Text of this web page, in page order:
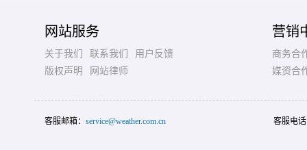
网站服务
关于我们 联系我们
用户反馈
版权声明
网站律师
营销
商务合
媒资合
客服邮箱： service@weather.com.cn 客服电